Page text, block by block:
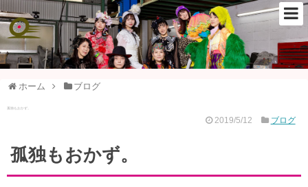
ホーム ブログ
孤独もおかず。
2019/5/12 ブログ
孤独もおかず。